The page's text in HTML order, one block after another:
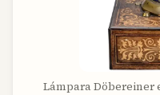
Lámpara Döbereiner